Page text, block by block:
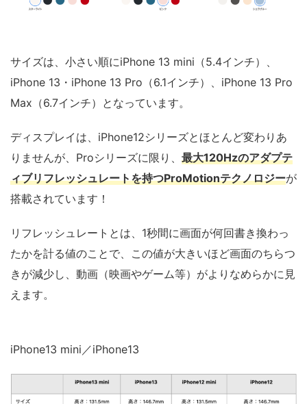
サイズは、小さい順にiPhone 13 mini（5.4インチ）、
iPhone 13・iPhone 13 Pro（6.1インチ）、iPhone 13 Pro
Max（6.7インチ）となっています。
ディスプレイは、iPhone12シリーズとほとんど変わりあ
りませんが、Proシリーズに限り、 最大120Hzのアダプテ
ィブリフレッシュレートを持つProMotionテクノロジーが
搭載されています！
リフレッシュレートとは、1秒間に画面が何回書き換わっ
たかを計る値のことで、この値が大きいほど画面のちらつ
きが減少し、動画（映画やゲーム等）がよりなめらかに見
えます。
iPhone13 mini／iPhone13